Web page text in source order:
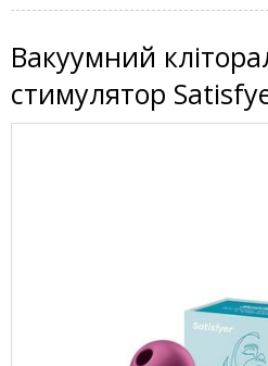
Вакуумний
стимулятор